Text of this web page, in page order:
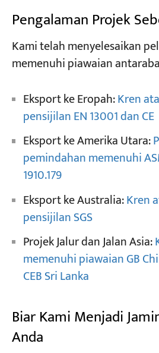
Pengalaman Projek
Kami telah menyelesaikan
memenuhi piawaian
Eksport ke Eropah:Kren
pensijilan EN 13001 dan CE
Eksport ke Amerika Utara:
pemindahan memenuhi
1910.179
Eksport ke Australia:Kren
pensijilan SGS
Projek Jalur dan Jalan Asia:
memenuhi piawaian GB
CEB Sri Lanka
Biar Kami Menjadi
Anda